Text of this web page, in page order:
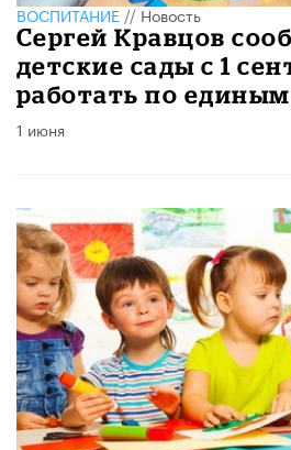
ВОСПИТАНИЕ//Новость
Сергей Кравцов
детские сады с 1
работать по
1 июня